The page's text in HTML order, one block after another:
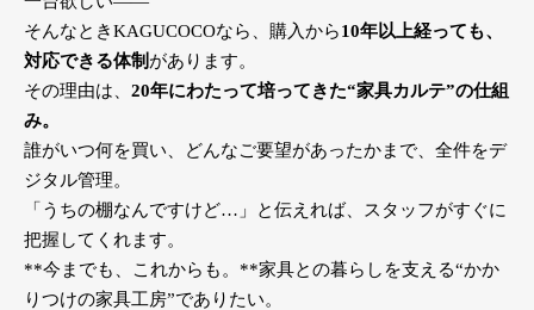
そんなときKAGUCOCOなら、購入から10年以上経っても、
対応できる体制 があります。
その理由は、 20年にわたって培ってきた“家具カルテ”の仕組
み。
誰がいつ何を買い、どんなご要望があったかまで、全件をデ
ジタル管理。
「うちの棚なんですけど…」と伝えれば、スタッフがすぐに
把握してくれます。
**今までも、これからも。**家具との暮らしを支える“かか
りつけの家具工房”でありたい。